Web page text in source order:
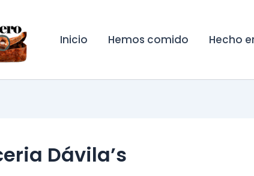
Inicio Hemos comido Hecho
Dávila’s